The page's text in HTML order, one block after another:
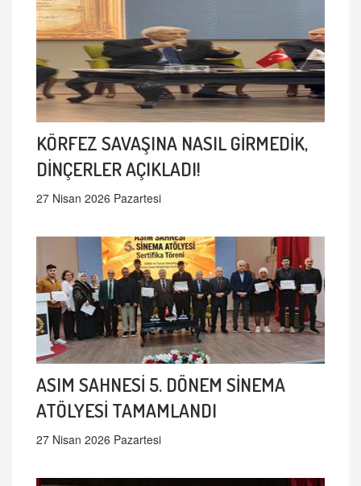
KÖRFEZ SAVAŞINA NASIL GİRMEDİK,
DİNÇERLER AÇIKLADI!
27 Nisan 2026 Pazartesi
ASIM SAHNESİ 5. DÖNEM SİNEMA
ATÖLYESİ TAMAMLANDI
27 Nisan 2026 Pazartesi